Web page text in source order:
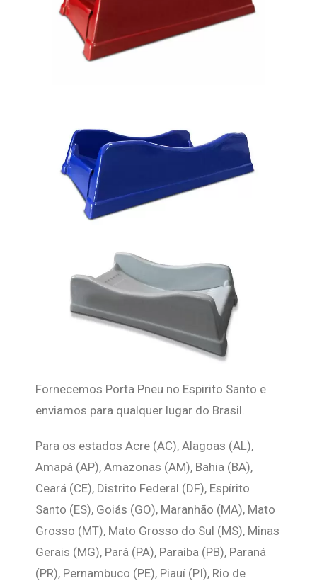
Fornecemos Porta Pneu no Espirito Santo e
enviamos para qualquer lugar do Brasil.
Para os estados Acre (AC), Alagoas (AL),
Amapá (AP), Amazonas (AM), Bahia (BA),
Ceará (CE), Distrito Federal (DF), Espírito
Santo (ES), Goiás (GO), Maranhão (MA), Mato
Grosso (MT), Mato Grosso do Sul (MS), Minas
Gerais (MG), Pará (PA), Paraíba (PB), Paraná
(PR), Pernambuco (PE), Piauí (PI), Rio de